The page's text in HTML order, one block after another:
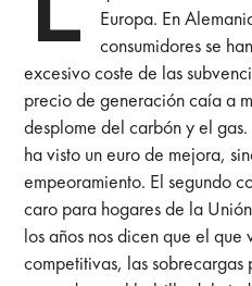
Europa. En
consumidores se
excesivo coste de las
precio de generación caía a
desplome del carbón y el
ha visto un euro de mejora,
empeoramiento. El segundo
caro para hogares de la
los años nos dicen que el que
competitivas, las sobrecargas